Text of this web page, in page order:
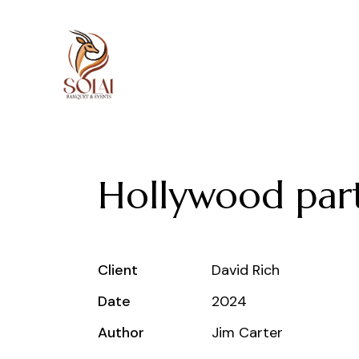
Hollywood
Client
David Rich
Date
2024
Author
Jim Carter